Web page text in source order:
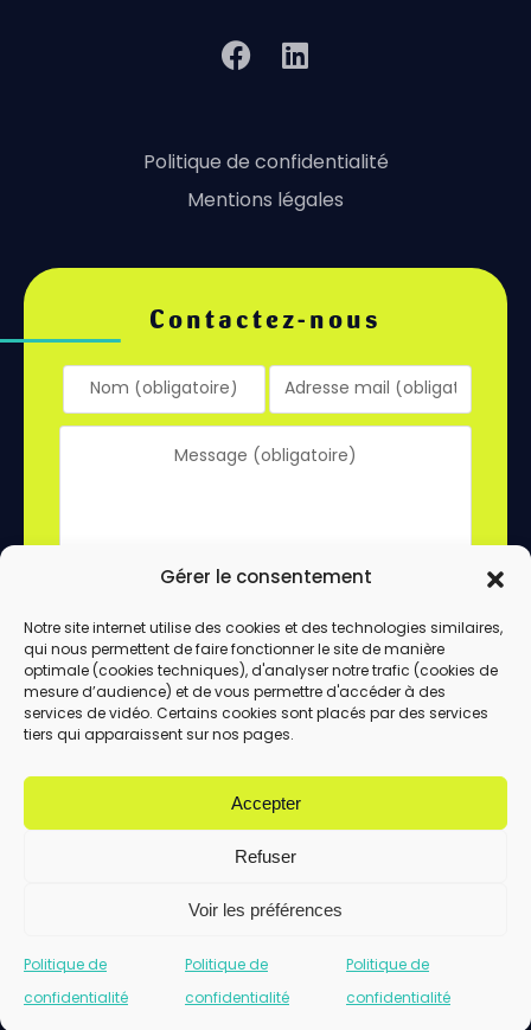
Gérer le consentement
Notre site internet utilise des cookies et des technologies similaires,
qui nous permettent de faire fonctionner le site de manière
optimale (cookies techniques), d'analyser notre trafic (cookies de
mesure d’audience) et de vous permettre d'accéder à des
services de vidéo. Certains cookies sont placés par des services
tiers qui apparaissent sur nos pages.
Accepter
Refuser
Voir les préférences
Politique de
confidentialité
Politique de
confidentialité
Politique de
confidentialité
Politique de confidentialité
Mentions légales
Contactez-nous
En utilisant ce formulaire, vous acceptez le
stockage et le traitement de vos données
par ce site.